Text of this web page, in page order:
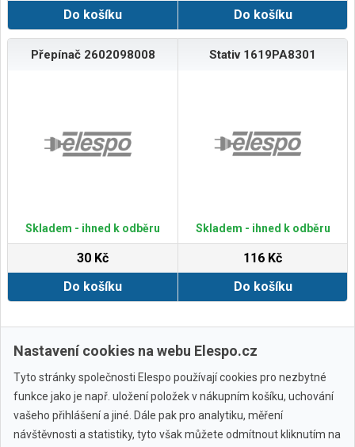
Do košíku
Do košíku
Přepínač 2602098008
Skladem - ihned k odběru
30 Kč
Do košíku
Stativ 1619PA8301
Skladem - ihned k odběru
116 Kč
Do košíku
Zobrazit další
Nastavení cookies na webu Elespo.cz
Tyto stránky společnosti Elespo používají cookies pro nezbytné
funkce jako je např. uložení položek v nákupním košíku, uchování
vašeho přihlášení a jiné. Dále pak pro analytiku, měření
návštěvnosti a statistiky, tyto však můžete odmítnout kliknutím na